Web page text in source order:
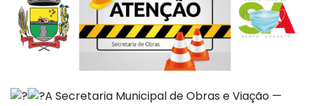
A Secretaria Municipal de Obras e Viação —